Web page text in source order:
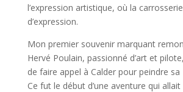
l’expression artistique, où la
d’expression.
Mon premier souvenir marquant
Hervé Poulain, passionné d’art et
de faire appel à Calder pour peindre sa
Ce fut le début d’une aventure qui allait